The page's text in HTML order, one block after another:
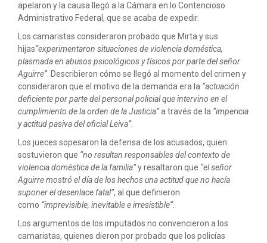
apelaron y la causa llegó a la Cámara en lo Contencioso
Administrativo Federal, que se acaba de expedir.
Los camaristas consideraron probado que Mirta y sus
hijas“experimentaron situaciones de violencia doméstica,
plasmada en abusos psicológicos y físicos por parte del señor
Aguirre”. Describieron cómo se llegó al momento del crimen y
consideraron que el motivo de la demanda era la “actuación
deficiente por parte del personal policial que intervino en el
cumplimiento de la orden de la Justicia”a través de la “impericia
y actitud pasiva del oficial Leiva”.
Los jueces sopesaron la defensa de los acusados, quien
sostuvieron que “no resultan responsables del contexto de
violencia doméstica de la familia”y resaltaron que “el señor
Aguirre mostró el día de los hechos una actitud que no hacía
suponer el desenlace fatal”, al que definieron
como “imprevisible, inevitable e irresistible”.
Los argumentos de los imputados no convencieron a los
camaristas, quienes dieron por probado que los policías